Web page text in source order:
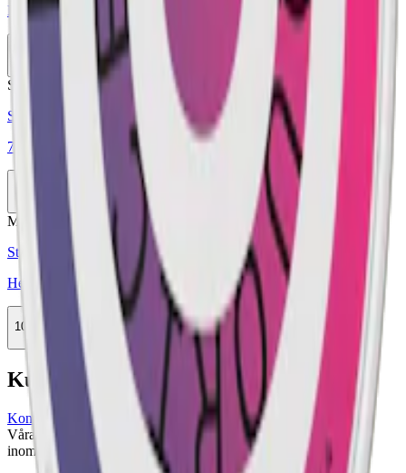
Nued Strawberry 2
289,90 kr
Stark
Styrka Stark · Slim
77 Raspberry Vanilla
329,90 kr
Köp
Mild
Styrka Mild · Slim
Helwit Raspberry Liquorice 2
10-pack
299,90 kr
Köp
Kundservice
Kontakta oss
Våra öppettider är: Alla dagar 08:00 - 18:00 Vi svarar vanligtvis
inom 24 timmar på vardagar.